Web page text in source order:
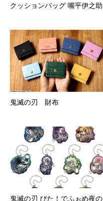
クッションバッグ 嘴平伊之助
鬼滅の刃 財布
鬼滅の刃 ぴた！でふぉめ夜の